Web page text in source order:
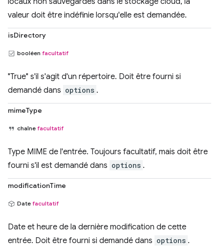
valeur doit être indéfinie lorsqu'elle est demandée.
isDirectory
booléen facultatif
"True" s'il s'agit d'un répertoire. Doit être fourni si
demandé dans options .
mimeType
chaîne facultatif
Type MIME de l'entrée. Toujours facultatif, mais doit être
fourni s'il est demandé dans options .
modificationTime
Date facultatif
Date et heure de la dernière modification de cette
entrée. Doit être fourni si demandé dans options .